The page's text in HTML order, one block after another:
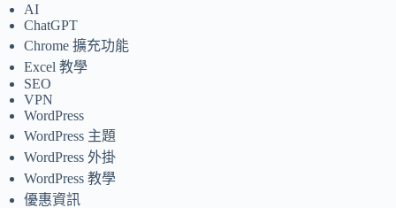
AI
ChatGPT
Chrome 擴充功能
Excel 教學
SEO
VPN
WordPress
WordPress 主題
WordPress 外掛
WordPress 教學
優惠資訊